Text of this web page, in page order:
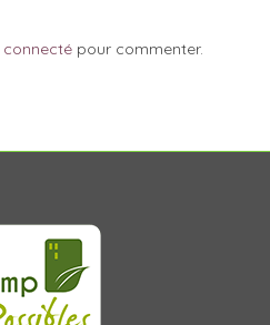
connecté pour commenter.